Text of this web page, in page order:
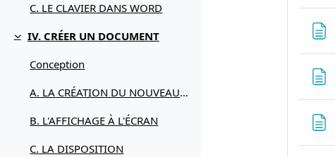
C. LE CLAVIER DANS WORD
Replier
IV. CRÉER UN DOCUMENT
Conception
A. LA CRÉATION DU NOUVEAU DOCUMENT
B. L'AFFICHAGE À L'ÉCRAN
C. LA DISPOSITION